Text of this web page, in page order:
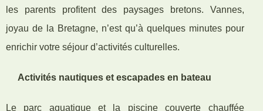
les parents profitent des paysages bretons. Vannes,
joyau de la Bretagne, n’est qu’à quelques minutes pour
enrichir votre séjour d’activités culturelles.
Activités nautiques et escapades en bateau
Le parc aquatique et la piscine couverte chauffée